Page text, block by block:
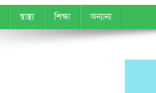
স্বাস্থ্য শিক্ষা অন্যান্য